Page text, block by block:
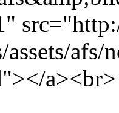
assets/
a><br>